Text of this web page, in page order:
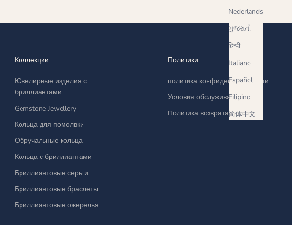
Nederlands
ગુજરાતી
हिन्दी
Italiano
Español
Filipino
简体中文
Коллекции
Ювелирные изделия с
бриллиантами
Gemstone Jewellery
Кольца для помолвки
Обручальные кольца
Кольца с бриллиантами
Бриллиантовые серьги
Бриллиантовые браслеты
Бриллиантовые ожерелья
Политики
политика конфиденциальности
Условия обслуживания
Политика возврата